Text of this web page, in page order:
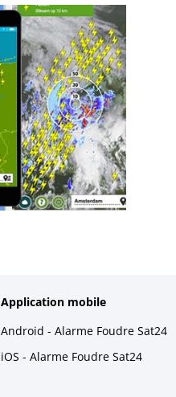
Application mobile
Android - Alarme Foudre Sat24
iOS - Alarme Foudre Sat24